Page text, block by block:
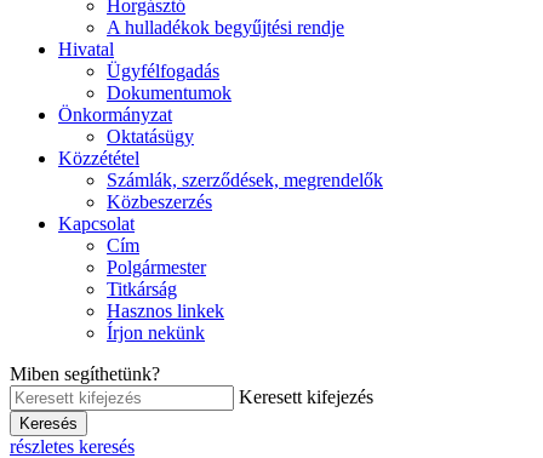
Horgásztó
A hulladékok begyűjtési rendje
Hivatal
Ügyfélfogadás
Dokumentumok
Önkormányzat
Oktatásügy
Közzététel
Számlák, szerződések, megrendelők
Közbeszerzés
Kapcsolat
Cím
Polgármester
Titkárság
Hasznos linkek
Írjon nekünk
Miben segíthetünk?
Keresett kifejezés
Keresés
részletes keresés